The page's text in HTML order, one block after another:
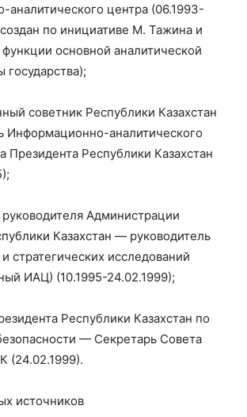
центра (06.1993-
по инициативе М. Тажина и
основной аналитической
государства);
советник Республики Казахстан
Информационно-аналитического
Президента Республики Казахстан
Администрации
Казахстан — руководитель
стратегических исследований
ИАЦ) (10.1995-24.02.1999);
Республики Казахстан по
— Секретарь Совета
(24.02.1999).
источников